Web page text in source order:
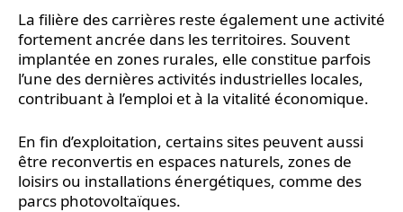
La filière des carrières reste également une activité
fortement ancrée dans les territoires. Souvent
implantée en zones rurales, elle constitue parfois
l’une des dernières activités industrielles locales,
contribuant à l’emploi et à la vitalité économique.
En fin d’exploitation, certains sites peuvent aussi
être reconvertis en espaces naturels, zones de
loisirs ou installations énergétiques, comme des
parcs photovoltaïques.